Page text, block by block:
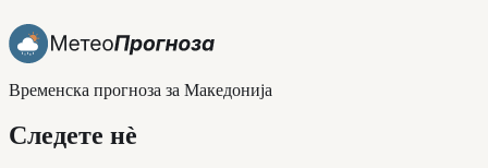
Временска прогноза за Македонија
Следете нè